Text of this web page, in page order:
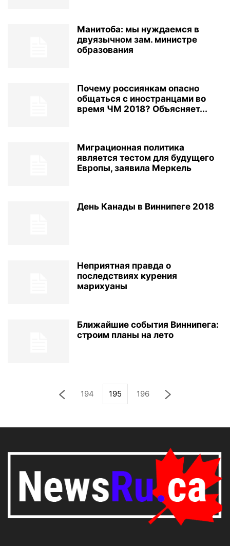
Манитоба: мы нуждаемся в
двуязычном зам. министре
образования
Почему россиянкам опасно
общаться с иностранцами во
время ЧМ 2018? Объясняет...
Миграционная политика
является тестом для будущего
Европы, заявила Меркель
День Канады в Виннипеге 2018
Неприятная правда о
последствиях курения
марихуаны
Ближайшие события Виннипега:
строим планы на лето
194 195 196